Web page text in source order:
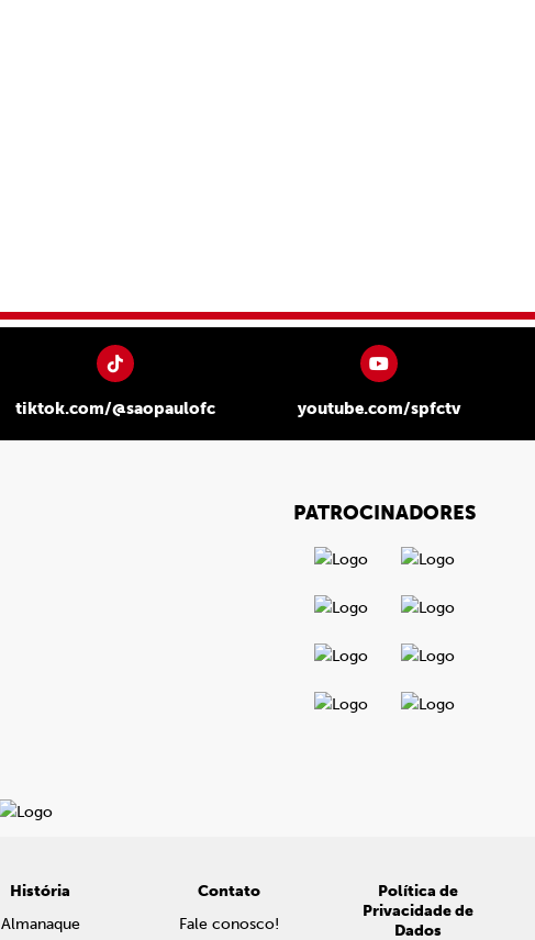
tiktok.com/@saopaulofc youtube.com/spfctv
PATROCINADORES
História
Almanaque
Contato
Fale conosco!
Política de
Privacidade de
Dados